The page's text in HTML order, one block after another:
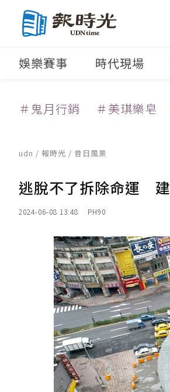
娛樂賽事 時代現場
＃鬼月行銷 ＃美琪樂皂
udn / 報時光 / 昔日風景
逃脫不了拆除命運
2024-06-08 13:48 PH90